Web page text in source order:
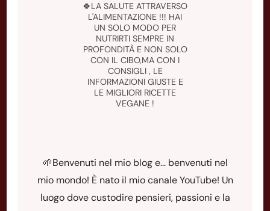
🍀LA SALUTE ATTRAVERSO
L'ALIMENTAZIONE !!! HAI
UN SOLO MODO PER
NUTRIRTI SEMPRE IN
PROFONDITÀ E NON SOLO
CON IL CIBO,MA CON I
CONSIGLI , LE
INFORMAZIONI GIUSTE E
LE MIGLIORI RICETTE
VEGANE !
🌱Benvenuti nel mio blog e... benvenuti nel
mio mondo! È nato il mio canale YouTube! Un
luogo dove custodire pensieri, passioni e la